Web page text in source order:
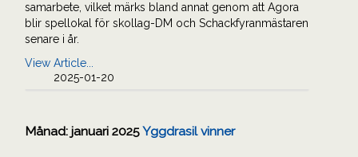
samarbete, vilket märks bland annat genom att Agora
blir spellokal för skollag-DM och Schackfyranmästaren
senare i år.
View Article...
2025-01-20
Månad: januari 2025Yggdrasil vinner